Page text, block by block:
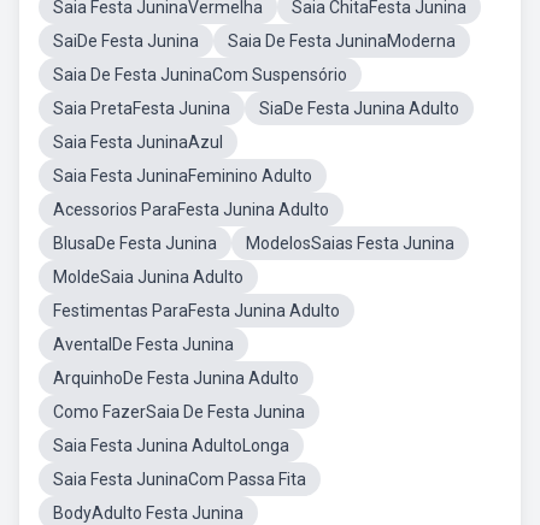
Saia Festa JuninaVermelha
Saia ChitaFesta Junina
SaiDe Festa Junina
Saia De Festa JuninaModerna
Saia De Festa JuninaCom Suspensório
Saia PretaFesta Junina
SiaDe Festa Junina Adulto
Saia Festa JuninaAzul
Saia Festa JuninaFeminino Adulto
Acessorios ParaFesta Junina Adulto
BlusaDe Festa Junina
ModelosSaias Festa Junina
MoldeSaia Junina Adulto
Festimentas ParaFesta Junina Adulto
AventalDe Festa Junina
ArquinhoDe Festa Junina Adulto
Como FazerSaia De Festa Junina
Saia Festa Junina AdultoLonga
Saia Festa JuninaCom Passa Fita
BodyAdulto Festa Junina